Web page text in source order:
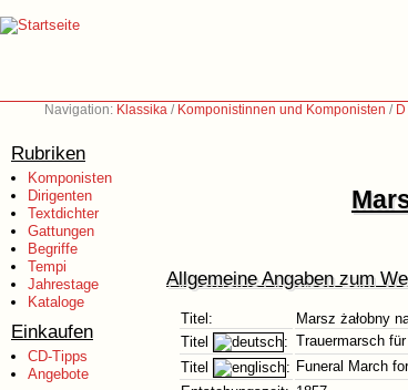
Navigation: Klassika / Komponistinnen und Komponisten / D
Rubriken
Komponisten
Dirigenten
Textdichter
Gattungen
Begriffe
Tempi
Jahrestage
Kataloge
Einkaufen
CD-Tipps
Angebote
Allgemeine Angaben zum
Titel:
Marsz żałobny
Titel
: Trauermarsch für
Titel
: Funeral March